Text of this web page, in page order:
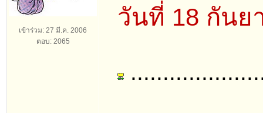
เข้าร่วม: 27 มี.ค. 2006
ตอบ: 2065
วันที่ 18 กันย